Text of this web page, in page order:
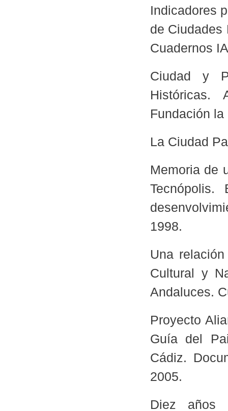
Indicadores
de Ciudades
Cuadernos
Ciudad y
Históricas.
Fundación
La Ciudad
Memoria de
1998.
Una
Cultural y
Andaluces.
Proyecto
Guía del
Cádiz.
2005.
Diez años